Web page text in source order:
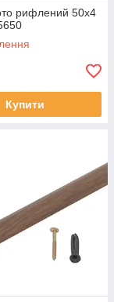
рифлений 50х4
Купити